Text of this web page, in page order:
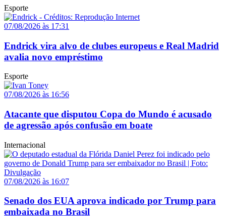
Esporte
07/08/2026 às 17:31
Endrick vira alvo de clubes europeus e Real Madrid
avalia novo empréstimo
Esporte
07/08/2026 às 16:56
Atacante que disputou Copa do Mundo é acusado
de agressão após confusão em boate
Internacional
07/08/2026 às 16:07
Senado dos EUA aprova indicado por Trump para
embaixada no Brasil